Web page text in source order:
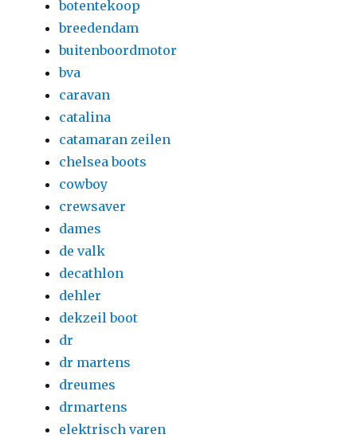
botentekoop
breedendam
buitenboordmotor
bva
caravan
catalina
catamaran zeilen
chelsea boots
cowboy
crewsaver
dames
de valk
decathlon
dehler
dekzeil boot
dr
dr martens
dreumes
drmartens
elektrisch varen